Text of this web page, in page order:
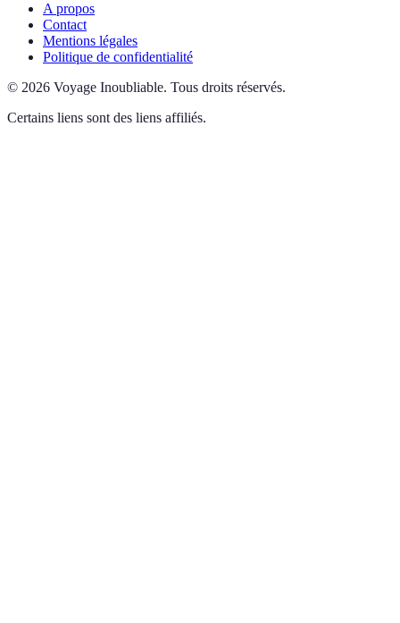
A propos
Contact
Mentions légales
Politique de confidentialité
© 2026 Voyage Inoubliable. Tous droits réservés.
Certains liens sont des liens affiliés.